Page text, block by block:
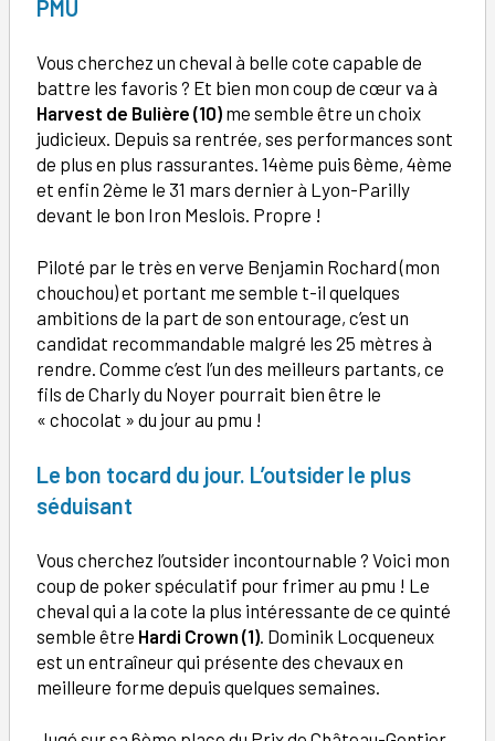
PMU
Vous cherchez un cheval à belle cote capable de
battre les favoris ? Et bien mon coup de cœur va à
Harvest de Bulière (10) me semble être un choix
judicieux. Depuis sa rentrée, ses performances sont
de plus en plus rassurantes. 14ème puis 6ème, 4ème
et enfin 2ème le 31 mars dernier à Lyon-Parilly
devant le bon Iron Meslois. Propre !
Piloté par le très en verve Benjamin Rochard (mon
chouchou) et portant me semble t-il quelques
ambitions de la part de son entourage, c’est un
candidat recommandable malgré les 25 mètres à
rendre. Comme c’est l’un des meilleurs partants, ce
fils de Charly du Noyer pourrait bien être le
« chocolat » du jour au pmu !
Le bon tocard du jour. L’outsider le plus
séduisant
Vous cherchez l’outsider incontournable ? Voici mon
coup de poker spéculatif pour frimer au pmu ! Le
cheval qui a la cote la plus intéressante de ce quinté
semble être Hardi Crown (1). Dominik Locqueneux
est un entraîneur qui présente des chevaux en
meilleure forme depuis quelques semaines.